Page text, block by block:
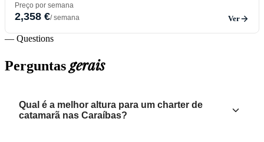
Preço por semana
2,358 €/ semana Ver
— Questions
Perguntasgerais
Qual é a melhor altura para um charter de
catamarã nas Caraíbas?